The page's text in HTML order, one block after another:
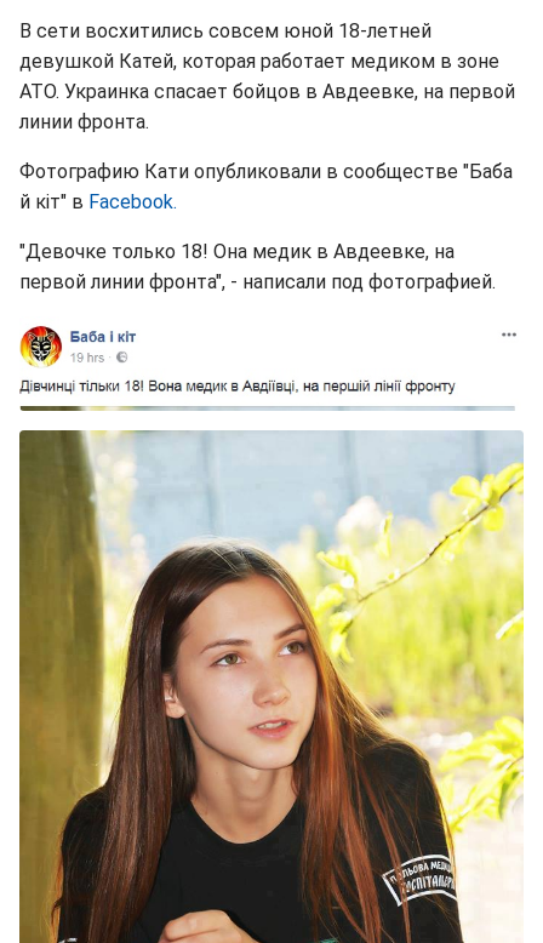
В сети восхитились совсем юной 18-летней
девушкой Катей, которая работает медиком в зоне
АТО. Украинка спасает бойцов в Авдеевке, на первой
линии фронта.
Фотографию Кати опубликовали в сообществе "Баба
й кіт" в Facebook.
"Девочке только 18! Она медик в Авдеевке, на
первой линии фронта", - написали под фотографией.